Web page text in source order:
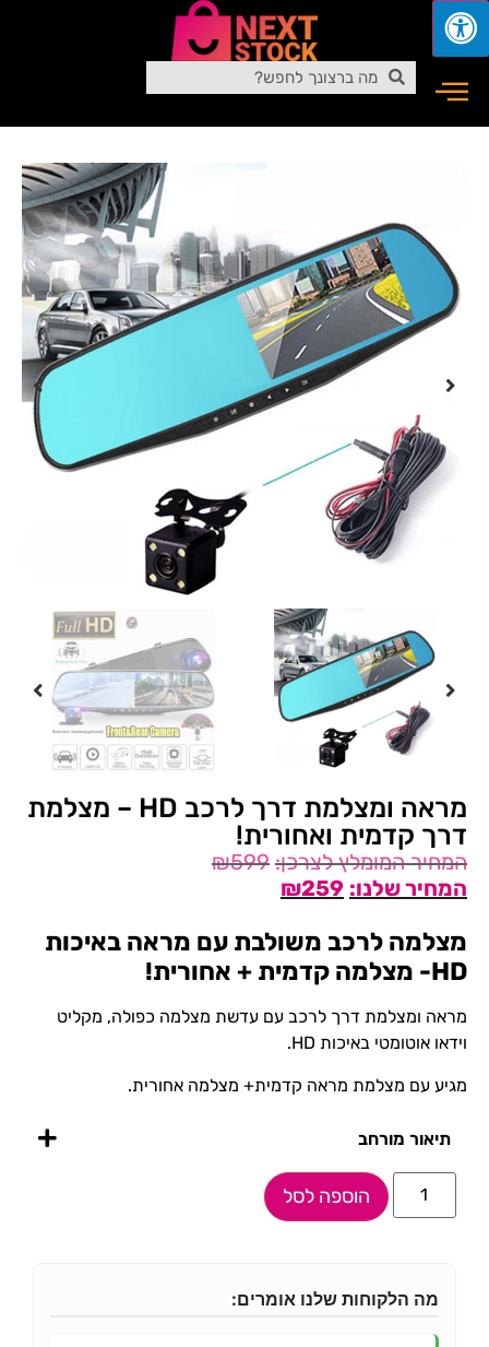
מראה ומצלמת דרך לרכב HD – מצלמת
דרך קדמית ואחורית!
₪599
₪259
מצלמה לרכב משולבת עם מראה באיכות
HD- מצלמה קדמית + אחורית!
מראה ומצלמת דרך לרכב עם עדשת מצלמה כפולה, מקליט
וידאו אוטומטי באיכות HD.
מגיע עם מצלמת מראה קדמית+ מצלמה אחורית.
תיאור מורחב
הוספה לסל
מה הלקוחות שלנו אומרים: